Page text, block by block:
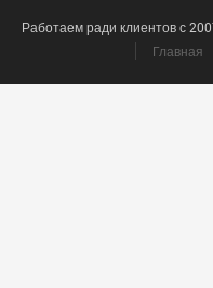
Работаем ради клиентов с
Главная